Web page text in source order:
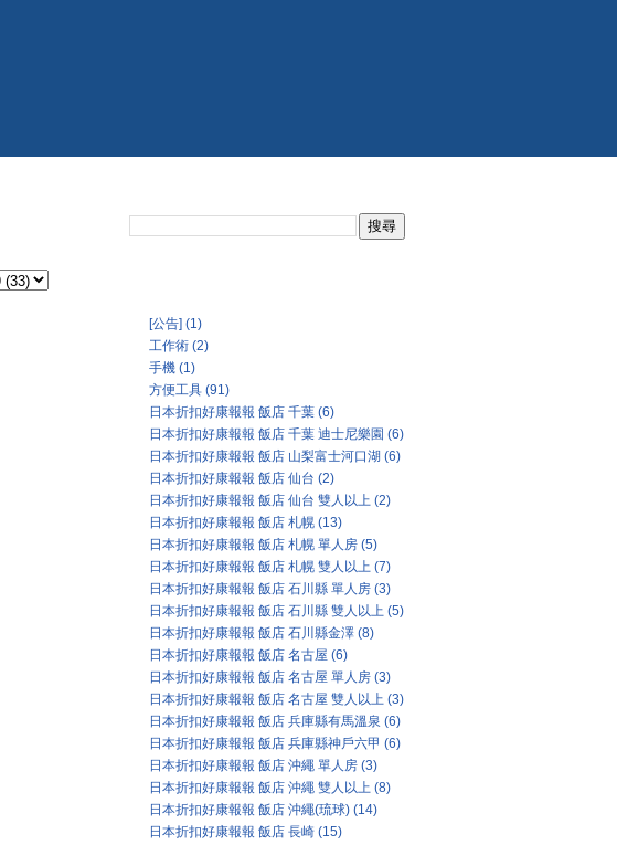
[公告] (1)
工作術 (2)
手機 (1)
方便工具 (91)
日本折扣好康報報 飯店 千葉 (6)
日本折扣好康報報 飯店 千葉 迪士尼樂園 (6)
日本折扣好康報報 飯店 山梨富士河口湖 (6)
日本折扣好康報報 飯店 仙台 (2)
日本折扣好康報報 飯店 仙台 雙人以上 (2)
日本折扣好康報報 飯店 札幌 (13)
日本折扣好康報報 飯店 札幌 單人房 (5)
日本折扣好康報報 飯店 札幌 雙人以上 (7)
日本折扣好康報報 飯店 石川縣 單人房 (3)
日本折扣好康報報 飯店 石川縣 雙人以上 (5)
日本折扣好康報報 飯店 石川縣金澤 (8)
日本折扣好康報報 飯店 名古屋 (6)
日本折扣好康報報 飯店 名古屋 單人房 (3)
日本折扣好康報報 飯店 名古屋 雙人以上 (3)
日本折扣好康報報 飯店 兵庫縣有馬溫泉 (6)
日本折扣好康報報 飯店 兵庫縣神戶六甲 (6)
日本折扣好康報報 飯店 沖繩 單人房 (3)
日本折扣好康報報 飯店 沖繩 雙人以上 (8)
日本折扣好康報報 飯店 沖繩(琉球) (14)
日本折扣好康報報 飯店 長崎 (15)